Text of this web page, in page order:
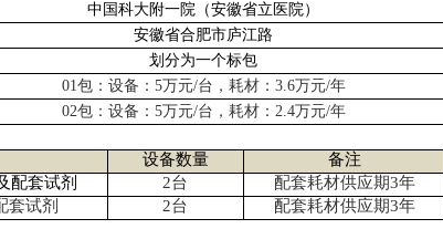
中国科大附一院（安徽省立医院）
安徽省合肥市庐江路
划分为一个标包
01包：设备：5万元/台，耗材：3.6万元/年
02包：设备：5万元/台，耗材：2.4万元/年
设备数量
备注
配套试剂 2台 配套耗材供应期3年
套试剂 2台 配套耗材供应期3年